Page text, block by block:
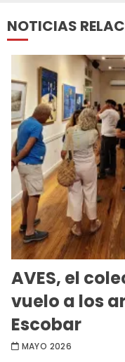
NOTICIAS
AVES, el
vuelo a los
Escobar
MAYO 2026